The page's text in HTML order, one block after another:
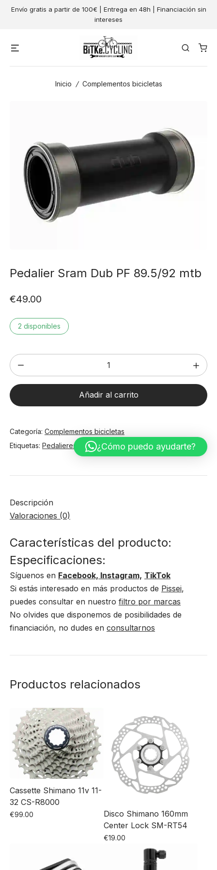
SkipEnvío gratis a partir de 100€ | Entrega en 48h | Financiación sin
intereses
Search
Inicio / Complementos bicicletas
Pedalier Sram Dub PF 89.5/92 mtb
€49.00
2 disponibles
Pedalier
Sram
Dub
PF
mtb
cantidad
Añadir al carrito
Categoría: Complementos bicicletas
Etiquetas: Pedalieres Sram, Transmisión
Descripción
Valoraciones (0)
Características del producto:
Especificaciones:
Síguenos en Facebook, Instagram, TikTok
Si estás interesado en más productos de Pissei,
puedes consultar en nuestro filtro por marcas
No olvides que disponemos de posibilidades de
financiación, no dudes en consultarnos
Productos relacionados
Cassette Shimano 11v 11-
32 CS-R8000
€99.00
Disco Shimano 160mm
Center Lock SM-RT54
€19.00
¿Cómo puedo ayudarte?